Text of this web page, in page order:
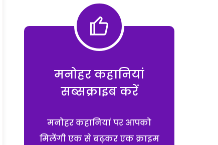
मनोहर कहानियां
सब्सक्राइब करें
मनोहर कहानियां पर आपको
मिलेंगी एक से बढ़कर एक क्राइम